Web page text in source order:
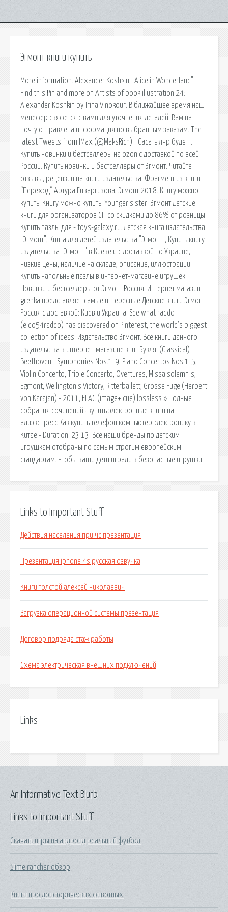
Эгмонт книги купить
More information. Alexander Koshkin, "Alice in Wonderland".
Find this Pin and more on Artists of book illustration 24:
Alexander Koshkin by Irina Vinokour. В ближайшее время наш
менежер свяжется с вами для уточнения деталей. Вам на
почту отправлена информация по выбранным заказам. The
latest Tweets from IMax (@MaksRich): "Сасать лнр будет".
Купить новинки и бестселлеры на ozon с доставкой по всей
России. Купить новинки и бестселлеры от Эгмонт. Читайте
отзывы, рецензии на книги издательства. Фрагмент из книги
“Переход” Артура Гиваргизова, Эгмонт 2018. Книгу можно
купить. Книгу можно купить. Younger sister. Эгмонт Детские
книги для организаторов СП со скидками до 86% от розницы.
Купить пазлы для - toys-galaxy.ru. Детская книга издательства
"Эгмонт", Книга для детей издательства "Эгмонт", Купить книгу
издательства "Эгмонт" в Киеве и с доставкой по Украине,
низкие цены, наличие на складе, описание, иллюстрации.
Купить напольные пазлы в интернет-магазине игрушек.
Новинки и бестселлеры от Эгмонт Россия. Интернет магазин
grenka представляет самые интересные Детские книги Эгмонт
Россия с доставкой: Киев и Украина. See what raddo
(eldo54raddo) has discovered on Pinterest, the world's biggest
collection of ideas. Издательство Эгмонт. Все книги данного
издательства в интернет-магазине книг Букля. (Classical)
Beethoven - Symphonies Nos.1-9, Piano Concertos Nos.1-5,
Violin Concerto, Triple Concerto, Overtures, Missa solemnis,
Egmont, Wellington's Victory, Ritterballett, Grosse Fuge (Herbert
von Karajan) - 2011, FLAC (image+.cue) lossless » Полные
собрания сочинений · купить электронные книги на
алиэкспресс Как купить телефон компьютер электронику в
Китае - Duration: 23:13. Все наши бренды по детским
игрушкам отобраны по самым строгим европейским
стандартам. Чтобы ваши дети играли в безопасные игрушки.
Links to Important Stuff
Действия населения при чс презентация
Презентация iphone 4s русская озвучка
Книги толстой алексей николаевич
Загрузка операционной системы презентация
Договор подряда стаж работы
Схема электрическая внешних подключений
Links
Links to Important Stuff
Скачать игры на андроид реальный футбол
Slime rancher обзор
Книги про доисторических животных
An Informative Text Blurb